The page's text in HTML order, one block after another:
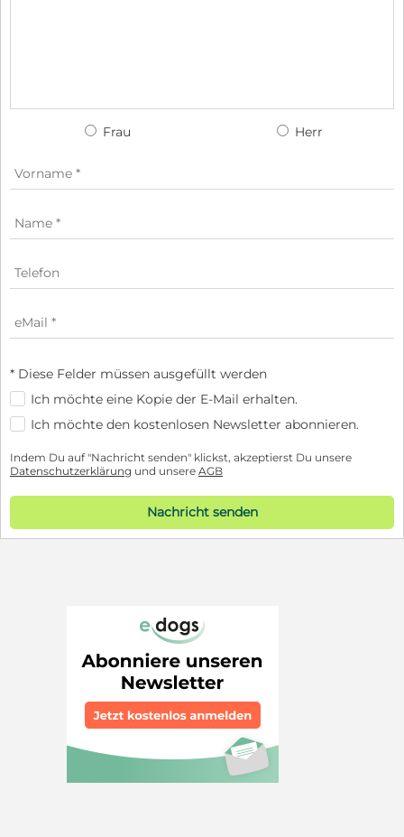
Frau Herr
* Diese Felder müssen ausgefüllt werden
Ich möchte eine Kopie der E-Mail erhalten.
Ich möchte den kostenlosen Newsletter abonnieren.
Indem Du auf "Nachricht senden" klickst, akzeptierst Du unsere
Datenschutzerklärung und unsere AGB
Nachricht senden